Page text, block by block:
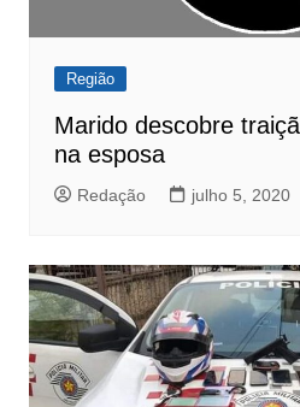
Região
Marido descobre
na esposa
Redação julho 5, 2020